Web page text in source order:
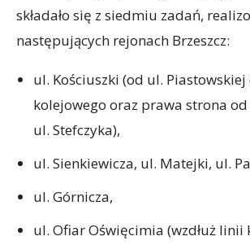
składało się z siedmiu zadań,
następujących rejonach Brzeszcz:
ul. Kościuszki (od ul.
kolejowego oraz prawa strona od
ul. Stefczyka),
ul. Sienkiewicza, ul. Matejki, ul.
ul. Górnicza,
ul. Ofiar Oświęcimia (wzdłuż linii